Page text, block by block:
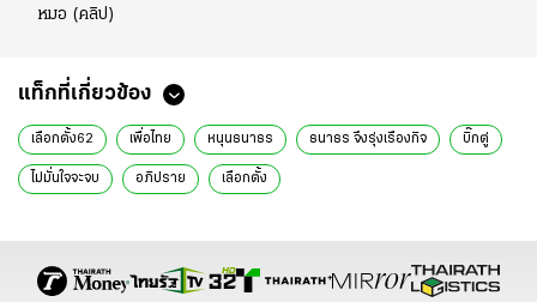
หมอ (คลิป)
แท็กที่เกี่ยวข้อง
เลือกตั้ง62 เพื่อไทย หนุนธนาธร ธนาธร จึงรุ่งเรืองกิจ บิ๊กตู่
ไม่มั่นใจจะจบ อภิปราย เลือกตั้ง